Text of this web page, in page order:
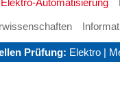
Elektro-Automatisierung
Prüfung: Elektro |